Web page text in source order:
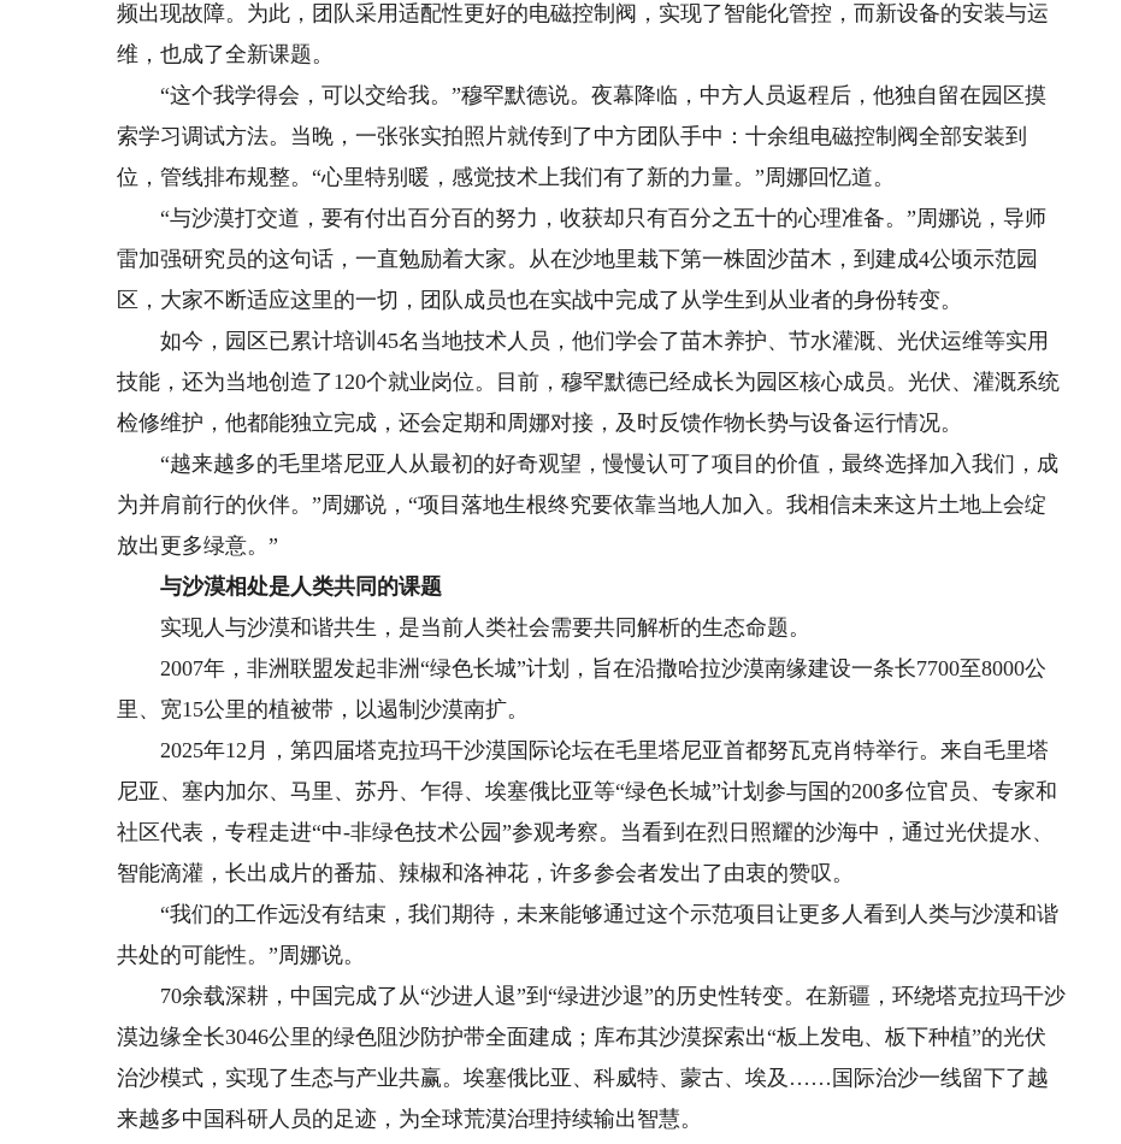
频出现故障。为此，团队采用适配性更好的电磁控制阀，实现了智能化管控，而新设备的安装与运
维，也成了全新课题。
“这个我学得会，可以交给我。”穆罕默德说。夜幕降临，中方人员返程后，他独自留在园区摸
索学习调试方法。当晚，一张张实拍照片就传到了中方团队手中：十余组电磁控制阀全部安装到
位，管线排布规整。“心里特别暖，感觉技术上我们有了新的力量。”周娜回忆道。
“与沙漠打交道，要有付出百分百的努力，收获却只有百分之五十的心理准备。”周娜说，导师
雷加强研究员的这句话，一直勉励着大家。从在沙地里栽下第一株固沙苗木，到建成4公顷示范园
区，大家不断适应这里的一切，团队成员也在实战中完成了从学生到从业者的身份转变。
如今，园区已累计培训45名当地技术人员，他们学会了苗木养护、节水灌溉、光伏运维等实用
技能，还为当地创造了120个就业岗位。目前，穆罕默德已经成长为园区核心成员。光伏、灌溉系统
检修维护，他都能独立完成，还会定期和周娜对接，及时反馈作物长势与设备运行情况。
“越来越多的毛里塔尼亚人从最初的好奇观望，慢慢认可了项目的价值，最终选择加入我们，成
为并肩前行的伙伴。”周娜说，“项目落地生根终究要依靠当地人加入。我相信未来这片土地上会绽
放出更多绿意。”
与沙漠相处是人类共同的课题
实现人与沙漠和谐共生，是当前人类社会需要共同解析的生态命题。
2007年，非洲联盟发起非洲“绿色长城”计划，旨在沿撒哈拉沙漠南缘建设一条长7700至8000公
里、宽15公里的植被带，以遏制沙漠南扩。
2025年12月，第四届塔克拉玛干沙漠国际论坛在毛里塔尼亚首都努瓦克肖特举行。来自毛里塔
尼亚、塞内加尔、马里、苏丹、乍得、埃塞俄比亚等“绿色长城”计划参与国的200多位官员、专家和
社区代表，专程走进“中-非绿色技术公园”参观考察。当看到在烈日照耀的沙海中，通过光伏提水、
智能滴灌，长出成片的番茄、辣椒和洛神花，许多参会者发出了由衷的赞叹。
“我们的工作远没有结束，我们期待，未来能够通过这个示范项目让更多人看到人类与沙漠和谐
共处的可能性。”周娜说。
70余载深耕，中国完成了从“沙进人退”到“绿进沙退”的历史性转变。在新疆，环绕塔克拉玛干沙
漠边缘全长3046公里的绿色阻沙防护带全面建成；库布其沙漠探索出“板上发电、板下种植”的光伏
治沙模式，实现了生态与产业共赢。埃塞俄比亚、科威特、蒙古、埃及……国际治沙一线留下了越
来越多中国科研人员的足迹，为全球荒漠治理持续输出智慧。